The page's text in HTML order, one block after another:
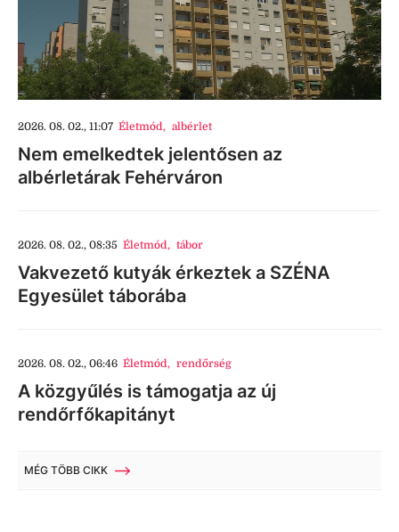
2026. 08. 02., 11:07 Életmód, albérlet
Nem emelkedtek jelentősen az
albérletárak Fehérváron
2026. 08. 02., 08:35 Életmód, tábor
Vakvezető kutyák érkeztek a SZÉNA
Egyesület táborába
2026. 08. 02., 06:46 Életmód, rendőrség
A közgyűlés is támogatja az új
rendőrfőkapitányt
MÉG TÖBB CIKK